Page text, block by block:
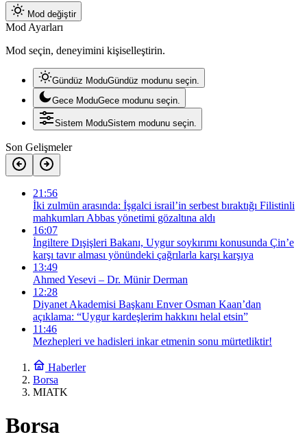
Mod değiştir
Mod Ayarları
Mod seçin, deneyimini kişiselleştirin.
Gündüz ModuGündüz modunu seçin.
Gece ModuGece modunu seçin.
Sistem ModuSistem modunu seçin.
Son Gelişmeler
21:56
İki zulmün arasında: İşgalci israil’in serbest bıraktığı Filistinli
mahkumları Abbas yönetimi gözaltına aldı
16:07
İngiltere Dışişleri Bakanı, Uygur soykırımı konusunda Çin’e
karşı tavır alması yönündeki çağrılarla karşı karşıya
13:49
Ahmed Yesevi – Dr. Münir Derman
12:28
Diyanet Akademisi Başkanı Enver Osman Kaan’dan
açıklama: “Uygur kardeşlerim hakkını helal etsin”
11:46
Mezhepleri ve hadisleri inkar etmenin sonu mürtetliktir!
Haberler
Borsa
MIATK
Borsa